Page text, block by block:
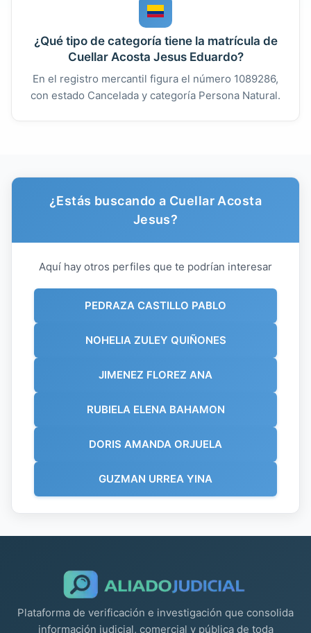
¿Qué tipo de categoría tiene la matrícula de
Cuellar Acosta Jesus Eduardo?
En el registro mercantil figura el número 1089286,
con estado Cancelada y categoría Persona Natural.
¿Estás buscando a Cuellar Acosta
Jesus?
Aquí hay otros perfiles que te podrían interesar
PEDRAZA CASTILLO PABLO
NOHELIA ZULEY QUIÑONES
JIMENEZ FLOREZ ANA
RUBIELA ELENA BAHAMON
DORIS AMANDA ORJUELA
GUZMAN URREA YINA
Plataforma de verificación e investigación que consolida
información judicial, comercial y pública de toda